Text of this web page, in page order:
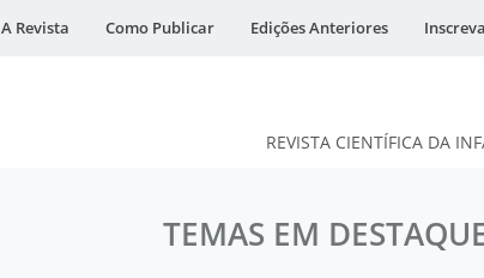
A Revista Como Publicar Edições Anteriores
DESidades
REVISTA CIENTÍFICA DA
TEMAS EM